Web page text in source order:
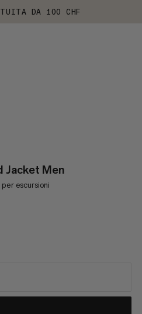
DA 100 CHF
Jacket Men
escursioni